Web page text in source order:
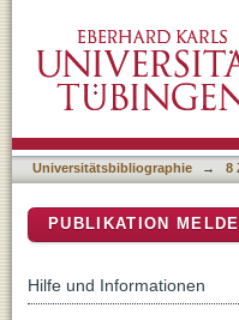
Universitätsbibliographie → 8
PUBLIKATION
Hilfe und Informationen